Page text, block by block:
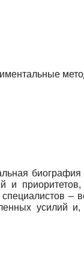
и приоритетов,
–
усилий